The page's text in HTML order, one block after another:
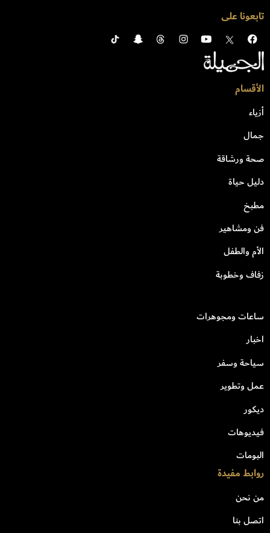
تابعونا على
الأقسام
أزياء
جمال
صحة ورشاقة
دليل حياة
مطبخ
فن ومشاهير
الأم والطفل
زفاف وخطوبة
ساعات ومجوهرات
اخبار
سياحة وسفر
عمل وتطوير
ديكور
فيديوهات
البومات
روابط مفيدة
من نحن
اتصل بنا